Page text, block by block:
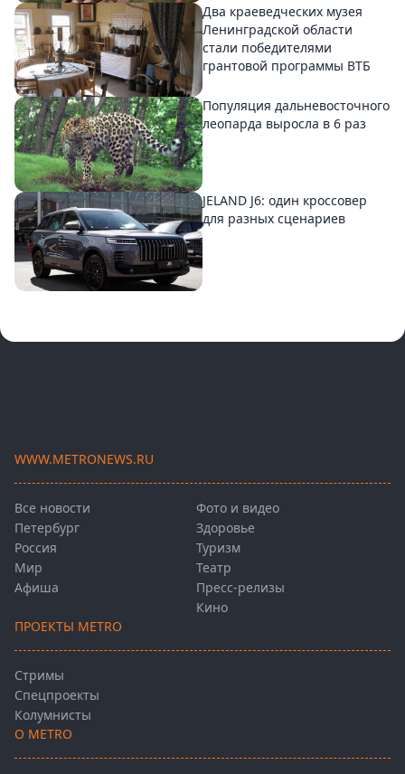
Два краеведческих музея
Ленинградской области
стали победителями
грантовой программы ВТБ
Популяция дальневосточного
леопарда выросла в 6 раз
JELAND J6: один кроссовер
для разных сценариев
WWW.METRONEWS.RU
Все новости
Петербург
Россия
Мир
Афиша
Фото и видео
Здоровье
Туризм
Театр
Пресс-релизы
Кино
ПРОЕКТЫ METRO
Стримы
Спецпроекты
Колумнисты
О METRO